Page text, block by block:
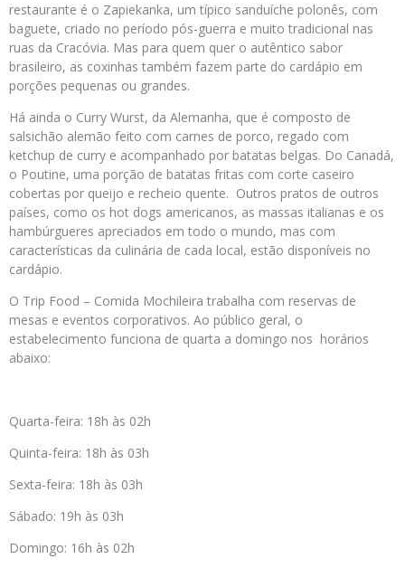
restaurante é o Zapiekanka, um típico sanduíche polonês, com
baguete, criado no período pós-guerra e muito tradicional nas
ruas da Cracóvia. Mas para quem quer o autêntico sabor
brasileiro, as coxinhas também fazem parte do cardápio em
porções pequenas ou grandes.
Há ainda o Curry Wurst, da Alemanha, que é composto de
salsichão alemão feito com carnes de porco, regado com
ketchup de curry e acompanhado por batatas belgas. Do Canadá,
o Poutine, uma porção de batatas fritas com corte caseiro
cobertas por queijo e recheio quente. Outros pratos de outros
países, como os hot dogs americanos, as massas italianas e os
hambúrgueres apreciados em todo o mundo, mas com
características da culinária de cada local, estão disponíveis no
cardápio.
O Trip Food – Comida Mochileira trabalha com reservas de
mesas e eventos corporativos. Ao público geral, o
estabelecimento funciona de quarta a domingo nos horários
abaixo:
Quarta-feira: 18h às 02h
Quinta-feira: 18h às 03h
Sexta-feira: 18h às 03h
Sábado: 19h às 03h
Domingo: 16h às 02h